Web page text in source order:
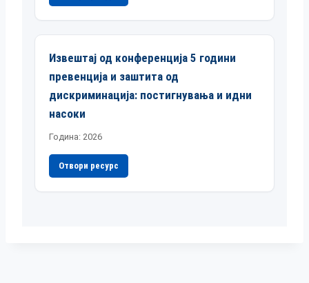
Извештај од конференција 5 години
превенција и заштита од
дискриминација: постигнувања и идни
насоки
Година: 2026
Отвори ресурс